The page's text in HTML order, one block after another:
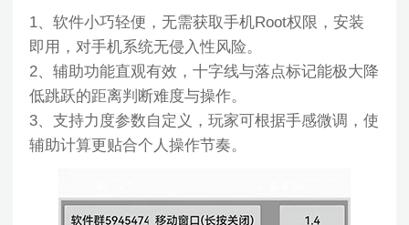
1、软件小巧轻便，无需获取手机Root权限，安装
即用，对手机系统无侵入性风险。
2、辅助功能直观有效，十字线与落点标记能极大降
低跳跃的距离判断难度与操作。
3、支持力度参数自定义，玩家可根据手感微调，使
辅助计算更贴合个人操作节奏。